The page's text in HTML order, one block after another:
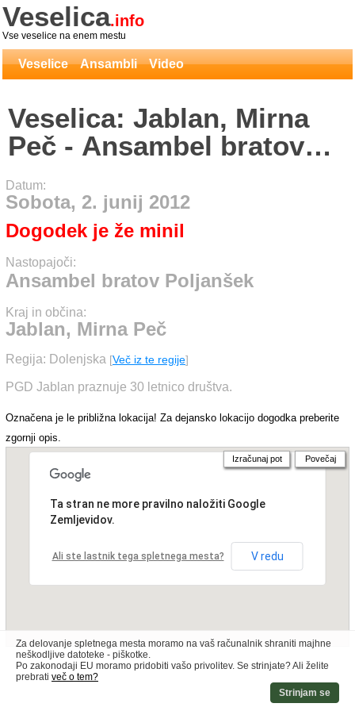
Veselica.info
Vse veselice na enem mestu
Veselice Ansambli Video
Veselica: Jablan, Mirna
Peč - Ansambel bratov
Poljanšek
Datum:
Sobota, 2. junij 2012
Dogodek je že minil
Nastopajoči:
Ansambel bratov Poljanšek
Kraj in občina:
Jablan, Mirna Peč
Regija: Dolenjska [Več iz te regije]
PGD Jablan praznuje 30 letnico društva.
Označena je le približna lokacija! Za dejansko lokacijo dogodka preberite
zgornji opis.
Ta stran ne more pravilno naložiti Google
Zemljevidov.
Ali ste lastnik tega spletnega mesta? V redu
Izračunaj pot Povečaj
Za delovanje spletnega mesta moramo na vaš računalnik shraniti majhne
neškodljive datoteke - piškotke.
Po zakonodaji EU moramo pridobiti vašo privolitev. Se strinjate? Ali želite
prebrati več o tem?
Strinjam se